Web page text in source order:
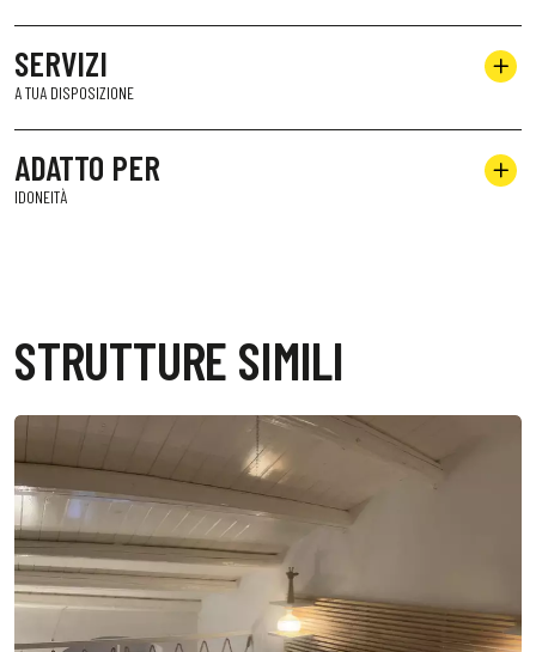
SERVIZI
A TUA DISPOSIZIONE
ADATTO PER
IDONEITÀ
STRUTTURE SIMILI